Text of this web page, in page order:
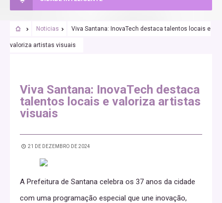
Noticias Viva Santana: InovaTech destaca talentos locais e
valoriza artistas visuais
Viva Santana: InovaTech destaca
talentos locais e valoriza artistas
visuais
21 DE DEZEMBRO DE 2024
A Prefeitura de Santana celebra os 37 anos da cidade
com uma programação especial que une inovação,